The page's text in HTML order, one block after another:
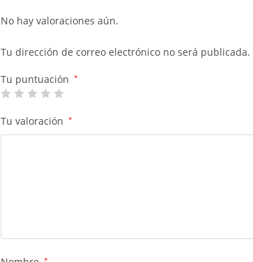
No hay valoraciones aún.
Tu dirección de correo electrónico no será publicada.
Tu puntuación *
Tu valoración *
*